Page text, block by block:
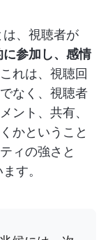
、視聴者が
に参加し、感情
れは、視聴回
なく、視聴者
ント、共有、
かということ
ィの強さと
す。